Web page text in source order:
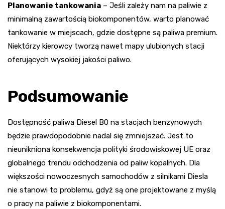
Planowanie tankowania – Jeśli zależy nam na paliwie z
minimalną zawartością biokomponentów, warto planować
tankowanie w miejscach, gdzie dostępne są paliwa premium.
Niektórzy kierowcy tworzą nawet mapy ulubionych stacji
oferujących wysokiej jakości paliwo.
Podsumowanie
Dostępność paliwa Diesel B0 na stacjach benzynowych
będzie prawdopodobnie nadal się zmniejszać. Jest to
nieunikniona konsekwencja polityki środowiskowej UE oraz
globalnego trendu odchodzenia od paliw kopalnych. Dla
większości nowoczesnych samochodów z silnikami Diesla
nie stanowi to problemu, gdyż są one projektowane z myślą
o pracy na paliwie z biokomponentami.